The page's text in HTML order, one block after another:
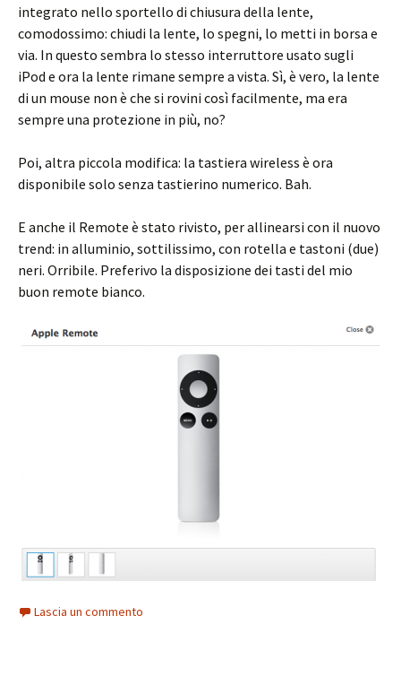
integrato nello sportello di chiusura della lente,
comodossimo: chiudi la lente, lo spegni, lo metti in borsa e
via. In questo sembra lo stesso interruttore usato sugli
iPod e ora la lente rimane sempre a vista. Sì, è vero, la lente
di un mouse non è che si rovini così facilmente, ma era
sempre una protezione in più, no?
Poi, altra piccola modifica: la tastiera wireless è ora
disponibile solo senza tastierino numerico. Bah.
E anche il Remote è stato rivisto, per allinearsi con il nuovo
trend: in alluminio, sottilissimo, con rotella e tastoni (due)
neri. Orribile. Preferivo la disposizione dei tasti del mio
buon remote bianco.
Lascia un commento